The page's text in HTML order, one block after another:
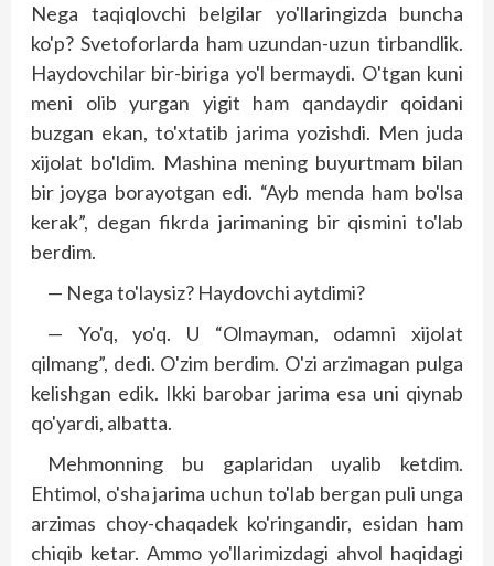
Nega taqiqlovchi belgilar yo'llaringizda buncha
ko'p? Svetoforlarda ham uzundan-uzun tirband­lik.
Haydovchilar bir-biriga yo'l bermaydi. O'tgan kuni
meni olib yurgan yigit ham qandaydir qoidani
buzgan ekan, to'xtatib jarima yozishdi. Men juda
xijolat bo'ldim. Mashina mening buyurtmam bilan
bir joyga borayotgan edi. “Ayb menda ham bo'lsa
kerak”, degan fikrda jarimaning bir qismini to'lab
berdim.
— Nega to'laysiz? Haydovchi aytdimi?
— Yo'q, yo'q. U “Olmayman, odamni xijolat
qilmang”, dedi. O'zim berdim. O'zi arzimagan pulga
kelishgan edik. Ikki barobar jarima esa uni qiynab
qo'yardi, albatta.
Mehmonning bu gaplaridan uyalib ketdim.
Ehtimol, o'sha jarima uchun to'lab bergan puli unga
arzimas choy-chaqadek ko'ringandir, esidan ham
chiqib ketar. Ammo yo'llarimizdagi ahvol haqidagi